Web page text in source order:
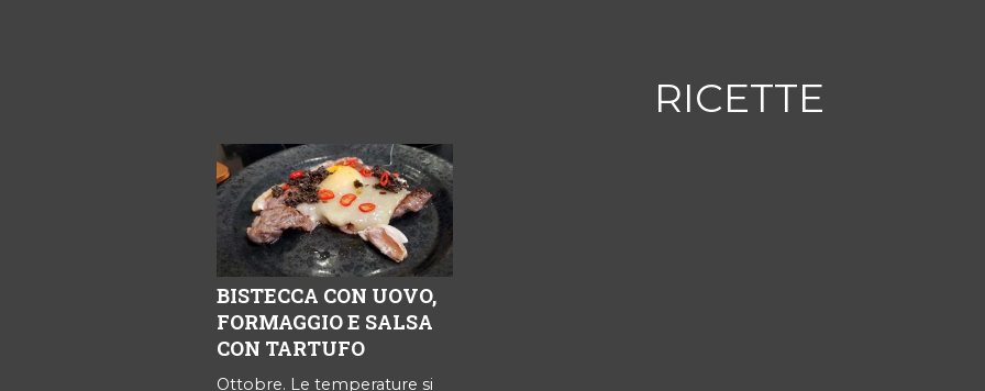
RICETTE
BISTECCA CON UOVO,
FORMAGGIO E SALSA
CON TARTUFO
Ottobre. Le temperature si